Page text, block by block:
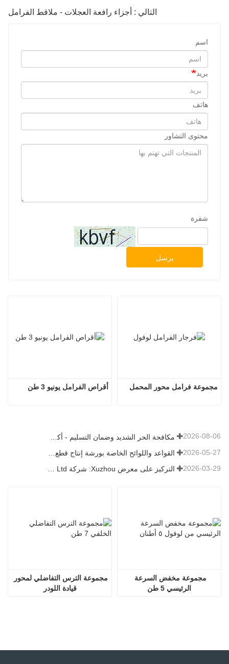
التالي : أجزاء رافعة العجلات - ملاقط الفرامل
اسم
بريد
هاتف
محتوى التشاور
شفرة
يرسل
أقراص الفرامل يونيو 3 طن مجموعة فرامل محور المحمل
2026-08-06
2026-05-27
التركيز على معرض Xuzhou: شركة Shandong Zhaokun Engineering Machinery Co., Ltd. تفسر القوة الجديدة لأجزاء اللودر من خلال "ميزة المصدر" 2026-03-29
قيادة اللودر
الرئيسي 5 طن